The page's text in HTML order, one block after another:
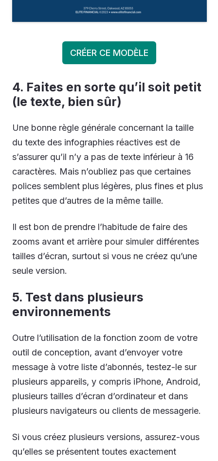
CRÉER CE MODÈLE
4. Faites en sorte qu’il soit petit
(le texte, bien sûr)
Une bonne règle générale concernant la taille
du texte des infographies réactives est de
s’assurer qu’il n’y a pas de texte inférieur à 16
caractères. Mais n’oubliez pas que certaines
polices semblent plus légères, plus fines et plus
petites que d’autres de la même taille.
Il est bon de prendre l’habitude de faire des
zooms avant et arrière pour simuler différentes
tailles d’écran, surtout si vous ne créez qu’une
seule version.
5. Test dans plusieurs
environnements
Outre l’utilisation de la fonction zoom de votre
outil de conception, avant d’envoyer votre
message à votre liste d’abonnés, testez-le sur
plusieurs appareils, y compris iPhone, Android,
plusieurs tailles d’écran d’ordinateur et dans
plusieurs navigateurs ou clients de messagerie.
Si vous créez plusieurs versions, assurez-vous
qu’elles se présentent toutes exactement